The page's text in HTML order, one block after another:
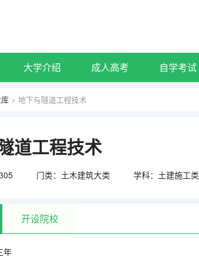
大学介绍 成人高考 自学考试
> 地下与隧道工程技术
道工程技术
门类：土木建筑大类 学科：土建施工类
开设院校
年